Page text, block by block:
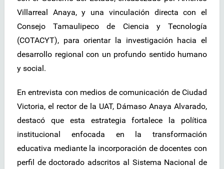
Villarreal Anaya, y una vinculación directa con el
Consejo Tamaulipeco de Ciencia y Tecnología
(COTACYT), para orientar la investigación hacia el
desarrollo regional con un profundo sentido humano
y social.
En entrevista con medios de comunicación de Ciudad
Victoria, el rector de la UAT, Dámaso Anaya Alvarado,
destacó que esta estrategia fortalece la política
institucional enfocada en la transformación
educativa mediante la incorporación de docentes con
perfil de doctorado adscritos al Sistema Nacional de